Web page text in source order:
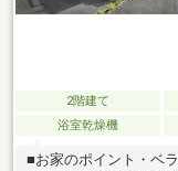
2階建て
浴室乾燥機
■お家のポイント・ベ